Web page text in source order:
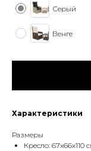
Серый
Венге
Характеристики
Размеры
Кресло: 67х66х110